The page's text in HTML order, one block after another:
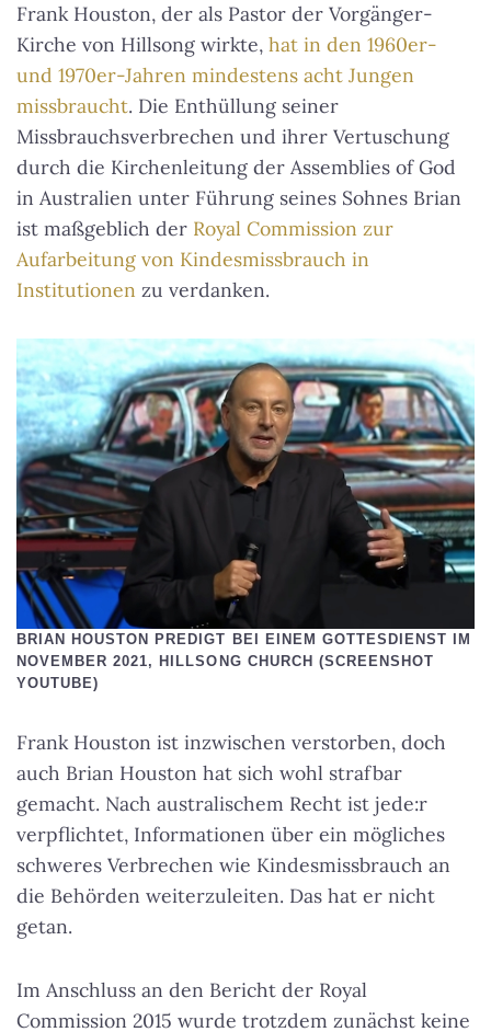
Frank Houston, der als Pastor der Vorgänger-
Kirche von Hillsong wirkte, hat in den 1960er-
und 1970er-Jahren mindestens acht Jungen
missbraucht. Die Enthüllung seiner
Missbrauchsverbrechen und ihrer Vertuschung
durch die Kirchenleitung der Assemblies of God
in Australien unter Führung seines Sohnes Brian
ist maßgeblich der Royal Commission zur
Aufarbeitung von Kindesmissbrauch in
Institutionen zu verdanken.
BRIAN HOUSTON PREDIGT BEI EINEM GOTTESDIENST IM
NOVEMBER 2021, HILLSONG CHURCH (SCREENSHOT
YOUTUBE)
Frank Houston ist inzwischen verstorben, doch
auch Brian Houston hat sich wohl strafbar
gemacht. Nach australischem Recht ist jede:r
verpflichtet, Informationen über ein mögliches
schweres Verbrechen wie Kindesmissbrauch an
die Behörden weiterzuleiten. Das hat er nicht
getan.
Im Anschluss an den Bericht der Royal
Commission 2015 wurde trotzdem zunächst keine